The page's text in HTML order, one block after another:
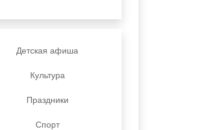
Детская афиша
Культура
Праздники
Спорт